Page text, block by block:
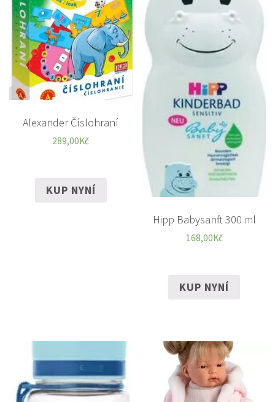
Alexander Číslohraní
289,00Kč
KUP NYNÍ
Hipp Babysanft 300 ml
168,00Kč
KUP NYNÍ